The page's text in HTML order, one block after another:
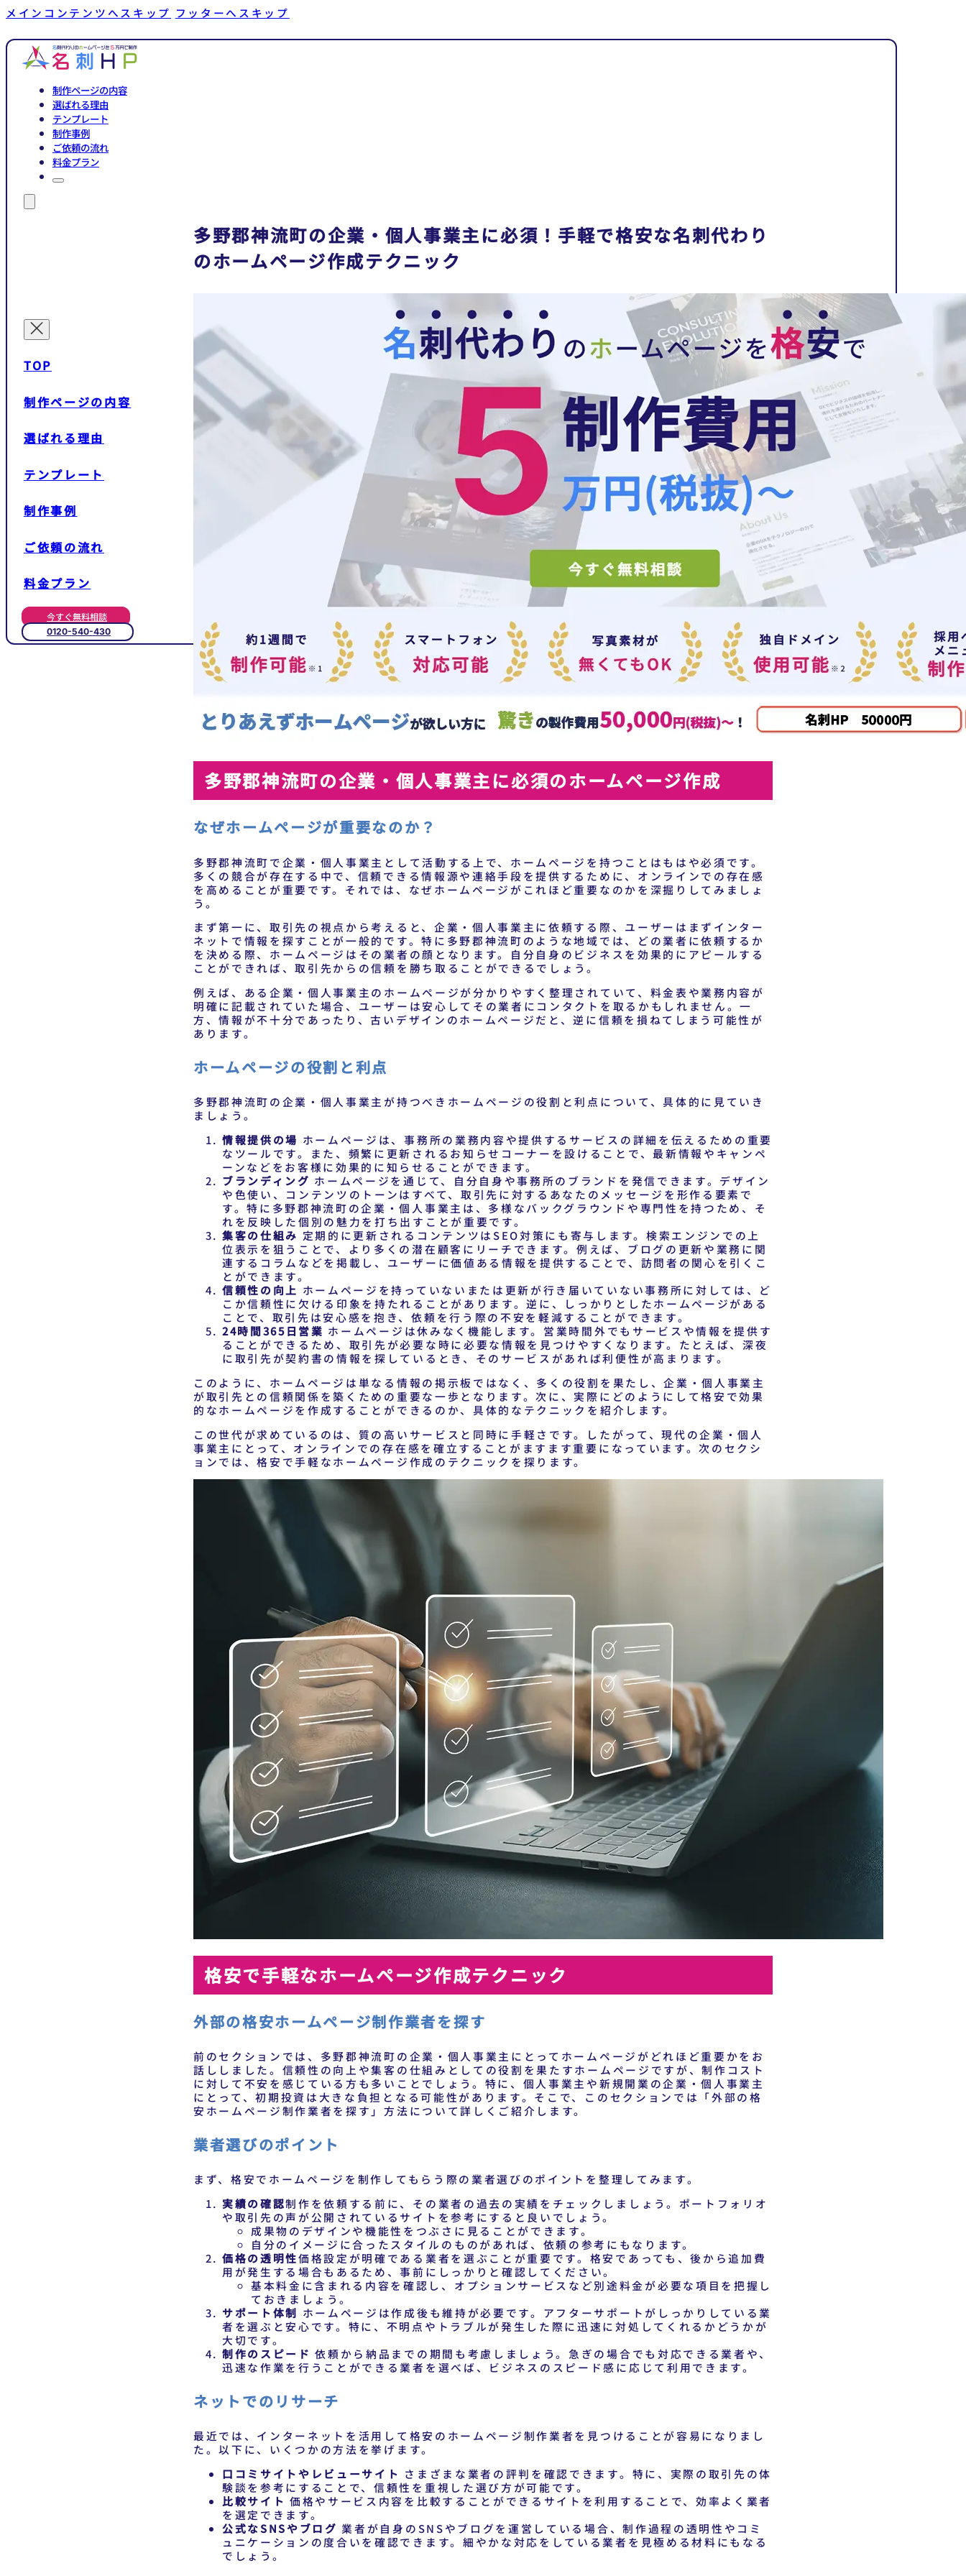
メインコンテンツへスキップ フッターへスキップ
制作ページの内容
選ばれる理由
テンプレート
制作事例
ご依頼の流れ
料金プラン
TOP
制作ページの内容
選ばれる理由
テンプレート
制作事例
ご依頼の流れ
料金プラン
今すぐ無料相談
0120-540-430
多野郡神流町の企業・個人事業主に必須！手軽で格安な名刺代わり
のホームページ作成テクニック
多野郡神流町の企業・個人事業主に必須のホームページ作成
なぜホームページが重要なのか？
多野郡神流町で企業・個人事業主として活動する上で、ホームページを持つことはもはや必須です。
多くの競合が存在する中で、信頼できる情報源や連絡手段を提供するために、オンラインでの存在感
を高めることが重要です。それでは、なぜホームページがこれほど重要なのかを深掘りしてみましょ
う。
まず第一に、取引先の視点から考えると、企業・個人事業主に依頼する際、ユーザーはまずインター
ネットで情報を探すことが一般的です。特に多野郡神流町のような地域では、どの業者に依頼するか
を決める際、ホームページはその業者の顔となります。自分自身のビジネスを効果的にアピールする
ことができれば、取引先からの信頼を勝ち取ることができるでしょう。
例えば、ある企業・個人事業主のホームページが分かりやすく整理されていて、料金表や業務内容が
明確に記載されていた場合、ユーザーは安心してその業者にコンタクトを取るかもしれません。一
方、情報が不十分であったり、古いデザインのホームページだと、逆に信頼を損ねてしまう可能性が
あります。
ホームページの役割と利点
多野郡神流町の企業・個人事業主が持つべきホームページの役割と利点について、具体的に見ていき
ましょう。
情報提供の場 ホームページは、事務所の業務内容や提供するサービスの詳細を伝えるための重要
なツールです。また、頻繁に更新されるお知らせコーナーを設けることで、最新情報やキャンペ
ーンなどをお客様に効果的に知らせることができます。
ブランディング ホームページを通じて、自分自身や事務所のブランドを発信できます。デザイン
や色使い、コンテンツのトーンはすべて、取引先に対するあなたのメッセージを形作る要素で
す。特に多野郡神流町の企業・個人事業主は、多様なバックグラウンドや専門性を持つため、そ
れを反映した個別の魅力を打ち出すことが重要です。
集客の仕組み 定期的に更新されるコンテンツはSEO対策にも寄与します。検索エンジンでの上
位表示を狙うことで、より多くの潜在顧客にリーチできます。例えば、ブログの更新や業務に関
連するコラムなどを掲載し、ユーザーに価値ある情報を提供することで、訪問者の関心を引くこ
とができます。
信頼性の向上 ホームページを持っていないまたは更新が行き届いていない事務所に対しては、ど
こか信頼性に欠ける印象を持たれることがあります。逆に、しっかりとしたホームページがある
ことで、取引先は安心感を抱き、依頼を行う際の不安を軽減することができます。
24時間365日営業 ホームページは休みなく機能します。営業時間外でもサービスや情報を提供す
ることができるため、取引先が必要な時に必要な情報を見つけやすくなります。たとえば、深夜
に取引先が契約書の情報を探しているとき、そのサービスがあれば利便性が高まります。
このように、ホームページは単なる情報の掲示板ではなく、多くの役割を果たし、企業・個人事業主
が取引先との信頼関係を築くための重要な一歩となります。次に、実際にどのようにして格安で効果
的なホームページを作成することができるのか、具体的なテクニックを紹介します。
この世代が求めているのは、質の高いサービスと同時に手軽さです。したがって、現代の企業・個人
事業主にとって、オンラインでの存在感を確立することがますます重要になっています。次のセクシ
ョンでは、格安で手軽なホームページ作成のテクニックを探ります。
格安で手軽なホームページ作成テクニック
外部の格安ホームページ制作業者を探す
前のセクションでは、多野郡神流町の企業・個人事業主にとってホームページがどれほど重要かをお
話ししました。信頼性の向上や集客の仕組みとしての役割を果たすホームページですが、制作コスト
に対して不安を感じている方も多いことでしょう。特に、個人事業主や新規開業の企業・個人事業主
にとって、初期投資は大きな負担となる可能性があります。そこで、このセクションでは「外部の格
安ホームページ制作業者を探す」方法について詳しくご紹介します。
業者選びのポイント
まず、格安でホームページを制作してもらう際の業者選びのポイントを整理してみます。
実績の確認制作を依頼する前に、その業者の過去の実績をチェックしましょう。ポートフォリオ
や取引先の声が公開されているサイトを参考にすると良いでしょう。
成果物のデザインや機能性をつぶさに見ることができます。
自分のイメージに合ったスタイルのものがあれば、依頼の参考にもなります。
価格の透明性価格設定が明確である業者を選ぶことが重要です。格安であっても、後から追加費
用が発生する場合もあるため、事前にしっかりと確認してください。
基本料金に含まれる内容を確認し、オプションサービスなど別途料金が必要な項目を把握し
ておきましょう。
サポート体制 ホームページは作成後も維持が必要です。アフターサポートがしっかりしている業
者を選ぶと安心です。特に、不明点やトラブルが発生した際に迅速に対処してくれるかどうかが
大切です。
制作のスピード 依頼から納品までの期間も考慮しましょう。急ぎの場合でも対応できる業者や、
迅速な作業を行うことができる業者を選べば、ビジネスのスピード感に応じて利用できます。
ネットでのリサーチ
最近では、インターネットを活用して格安のホームページ制作業者を見つけることが容易になりまし
た。以下に、いくつかの方法を挙げます。
口コミサイトやレビューサイト さまざまな業者の評判を確認できます。特に、実際の取引先の体
験談を参考にすることで、信頼性を重視した選び方が可能です。
比較サイト 価格やサービス内容を比較することができるサイトを利用することで、効率よく業者
を選定できます。
公式なSNSやブログ 業者が自身のSNSやブログを運営している場合、制作過程の透明性やコミ
ュニケーションの度合いを確認できます。細やかな対応をしている業者を見極める材料にもなる
でしょう。